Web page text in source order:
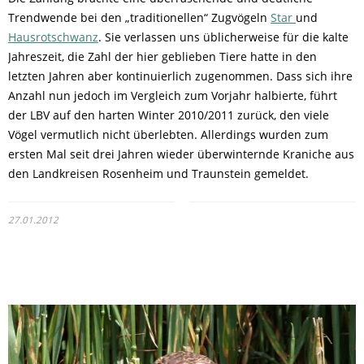
Trendwende bei den „traditionellen“ Zugvögeln Star und
Hausrotschwanz. Sie verlassen uns üblicherweise für die kalte
Jahreszeit, die Zahl der hier geblieben Tiere hatte in den
letzten Jahren aber kontinuierlich zugenommen. Dass sich ihre
Anzahl nun jedoch im Vergleich zum Vorjahr halbierte, führt
der LBV auf den harten Winter 2010/2011 zurück, den viele
Vögel vermutlich nicht überlebten. Allerdings wurden zum
ersten Mal seit drei Jahren wieder überwinternde Kraniche aus
den Landkreisen Rosenheim und Traunstein gemeldet.
27.01.2012